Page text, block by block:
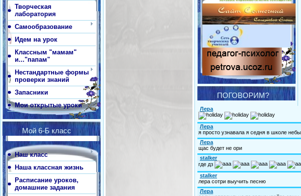
Творческая
лаборатория
Самообразование
Идем на урок
Классным "мамам"
и..."папам"
Нестандартные формы
проверки знаний
Запасники
Мои открытые уроки
Мой 6-Б класс
Наш класс
Наша классная жизнь
Расписание уроков,
домашние задания
.
ПОГОВОРИМ?